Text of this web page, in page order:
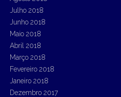
Julho 2018
Junho 2018
Maio 2018
Abril 2018
Março 2018
Fevereiro 2018
Janeiro 2018
Dezembro 2017